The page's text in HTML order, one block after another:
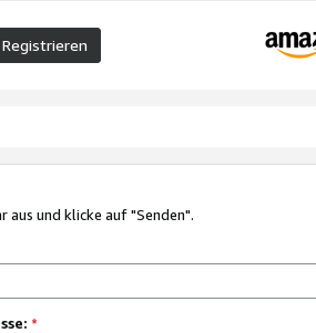
Registrieren
aus und klicke auf "Senden".
*